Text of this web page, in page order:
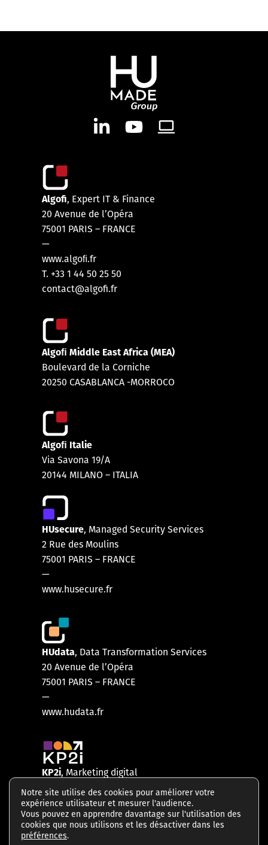
Algofi, Expert IT & Finance
20 Avenue de l’Opéra
75001 PARIS – FRANCE
—
www.algoﬁ.fr
T. +33 1 44 50 25 50
contact@algofi.fr
Algoﬁ Middle East Africa (MEA)
Boulevard de la Corniche
20250 CASABLANCA -MORROCO
Algoﬁ Italie
Via Savona 19/A
20144 MILANO – ITALIA
HUsecure, Managed Security Services
2 Rue des Moulins
75001 PARIS – FRANCE
—
www.husecure.fr
HUdata, Data Transformation Services
20 Avenue de l’Opéra
75001 PARIS – FRANCE
—
www.hudata.fr
KP2i, Marketing digital
2 rue des Moulins
75001 PARIS – FRANCE
—
www.kp2i.com
Notre site utilise des cookies pour améliorer votre
expérience utilisateur et mesurer l'audience.
Vous pouvez en apprendre davantage sur l'utilisation des
cookies que nous utilisons et les désactiver dans les
préférences.